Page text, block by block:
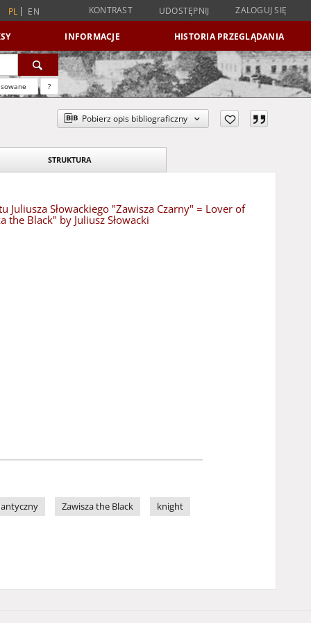
PL EN KONTRAST UDOSTĘPNIJ ZALOGUJ SIĘ
INFORMACJE HISTORIA PRZEGLĄDANIA
?
Pobierz opis bibliograficzny
STRUKTURA
Juliusza Słowackiego "Zawisza Czarny" = Lover of
Black" by Juliusz Słowacki
Zawisza the Black
knight